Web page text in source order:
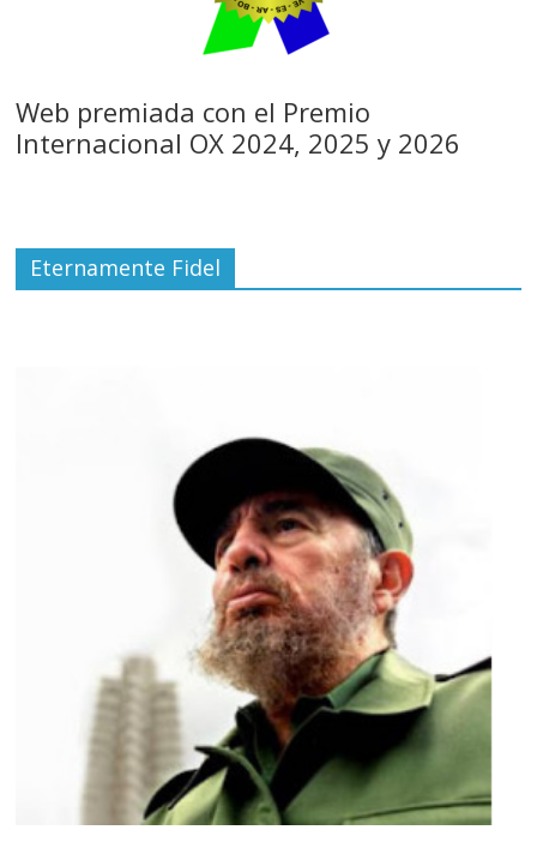
Web premiada con el Premio
Internacional OX 2024, 2025 y 2026
Eternamente Fidel